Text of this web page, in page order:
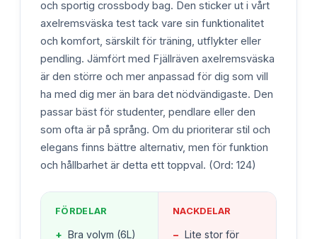
och sportig crossbody bag. Den sticker ut i vårt
axelremsväska test tack vare sin funktionalitet
och komfort, särskilt för träning, utflykter eller
pendling. Jämfört med Fjällräven axelremsväska
är den större och mer anpassad för dig som vill
ha med dig mer än bara det nödvändigaste. Den
passar bäst för studenter, pendlare eller den
som ofta är på språng. Om du prioriterar stil och
elegans finns bättre alternativ, men för funktion
och hållbarhet är detta ett toppval. (Ord: 124)
FÖRDELAR
+ Bra volym (6L)
NACKDELAR
− Lite stor för